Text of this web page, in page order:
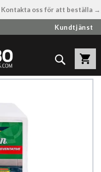
Kontakta oss för att beställa →
Kundtjänst
Sök